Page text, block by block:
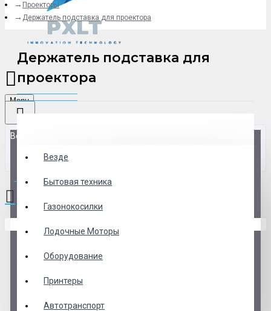
Menu
Везде
Везде
Бытовая техника
Газонокосилки
Лодочные Моторы
Оборудование
Принтеры
Автотранспорт
0 товар(ов) - 0 р.
Проекторы
Держатель подставка для проектора
Держатель подставка для
проектора